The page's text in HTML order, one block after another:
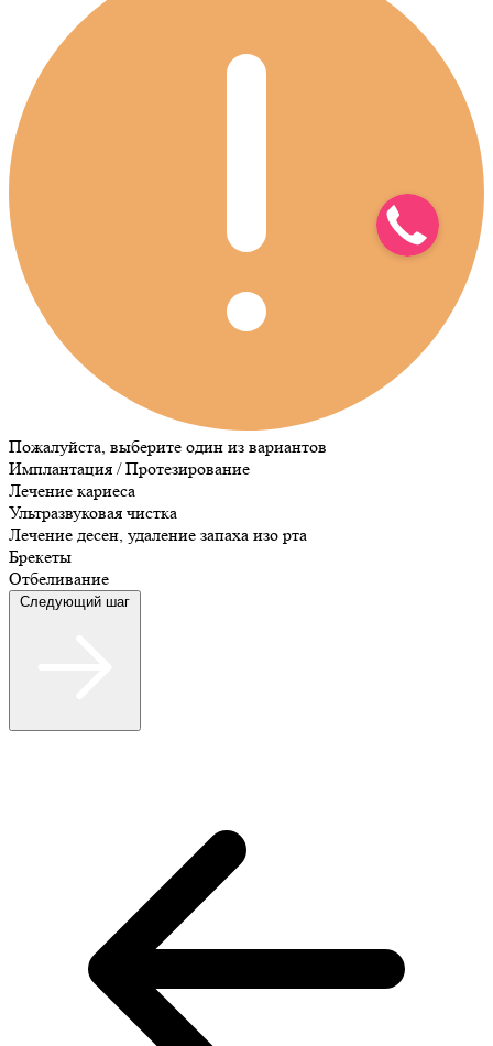
Пожалуйста, выберите один из вариантов
Имплантация / Протезирование
Лечение кариеса
Ультразвуковая чистка
Лечение десен, удаление запаха изо рта
Брекеты
Отбеливание
Следующий шаг